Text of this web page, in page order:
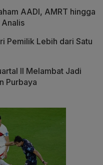
AADI, AMRT hingga
Pemilik Lebih dari Satu
II Melambat Jadi
Purbaya